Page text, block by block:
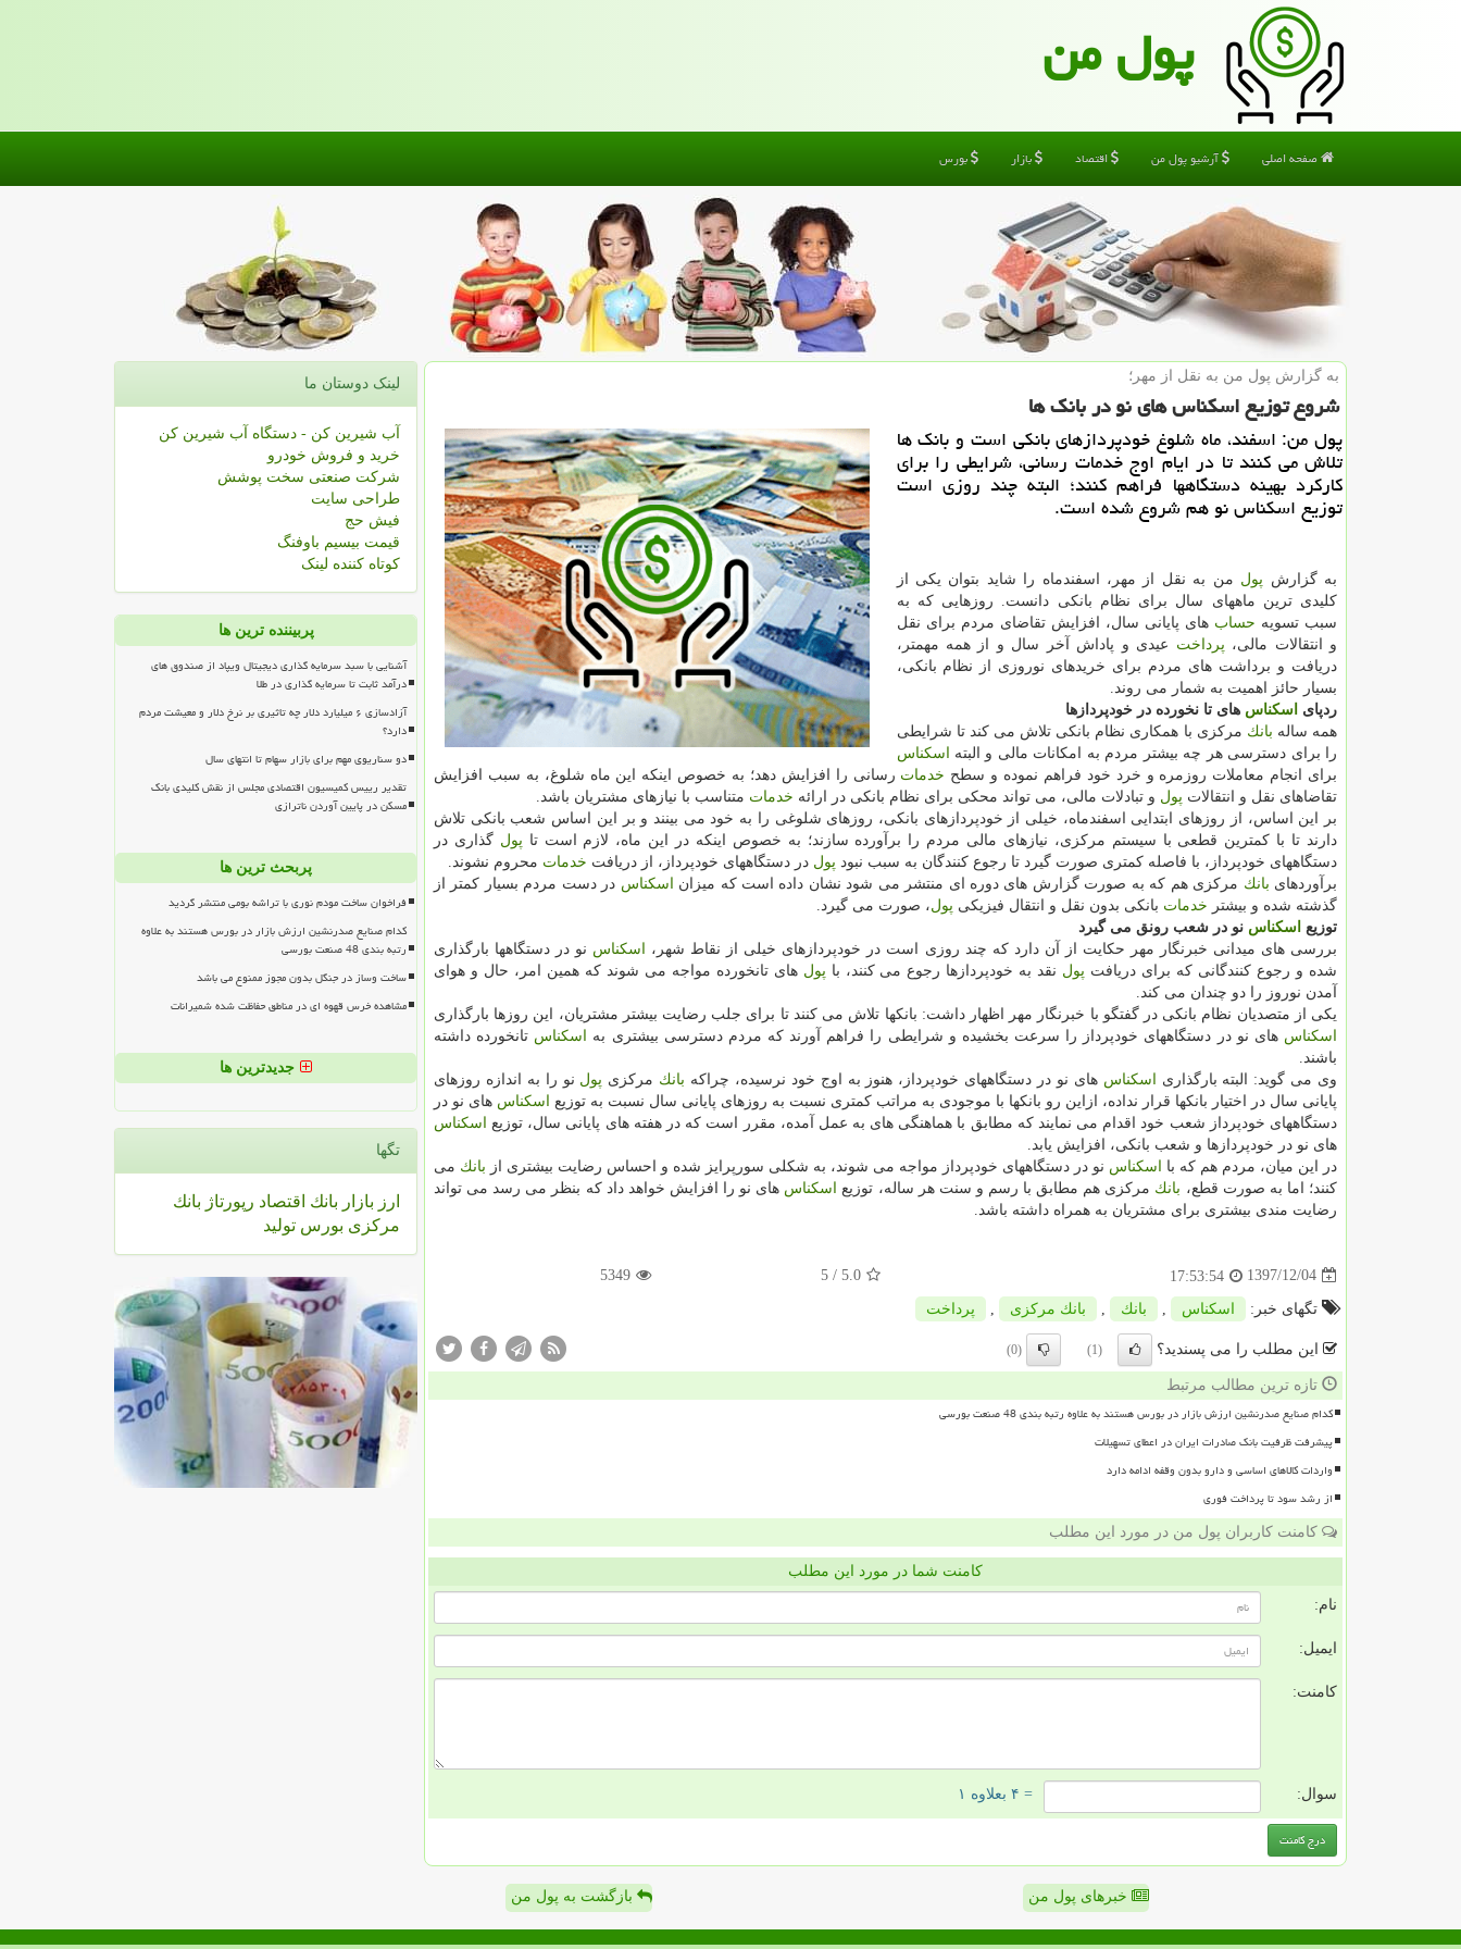
پول من
صفحه اصلی آرشیو پول من اقتصاد بازار بورس
به گزارش پول من به نقل از مهر؛
شروع توزیع اسكناس‎ های نو در بانك ها
پول من: اسفند، ماه شلوغ خودپردازهای بانكی است و بانك ها
تلاش می كنند تا در ایام اوج خدمات رسانی، شرایطی را برای
كاركرد بهینه دستگاهها فراهم كنند؛ البته چند روزی است
توزیع اسكناس نو هم شروع شده است.
به گزارش پول من به نقل از مهر، اسفندماه را شاید بتوان یكی از
كلیدی ترین ماههای سال برای نظام بانكی دانست. روزهایی كه به
سبب تسویه حساب های پایانی سال، افزایش تقاضای مردم برای نقل
و انتقالات مالی، پرداخت عیدی و پاداش آخر سال و از همه مهمتر،
دریافت و برداشت های مردم برای خریدهای نوروزی از نظام بانكی،
بسیار حائز اهمیت به شمار می روند.
ردپای اسكناس های تا نخورده در خودپردازها
همه ساله بانك مركزی با همكاری نظام بانكی تلاش می كند تا شرایطی
را برای دسترسی هر چه بیشتر مردم به امكانات مالی و البته
اسكناس
برای انجام معاملات روزمره و خرد خود فراهم نموده و سطح خدمات رسانی را افزایش دهد؛ به خصوص اینكه این ماه شلوغ، به سبب افزایش
تقاضاهای نقل و انتقالات پول و تبادلات مالی، می تواند محكی برای نظام بانكی در ارائه خدمات متناسب با نیازهای مشتریان باشد.
بر این اساس، از روزهای ابتدایی اسفندماه، خیلی از خودپردازهای بانكی، روزهای شلوغی را به خود می بینند و بر این اساس شعب بانكی تلاش
دارند تا با كمترین قطعی با سیستم مركزی، نیازهای مالی مردم را برآورده سازند؛ به خصوص اینكه در این ماه، لازم است تا پول گذاری در
دستگاههای خودپرداز، با فاصله كمتری صورت گیرد تا رجوع كنندگان به سبب نبود پول در دستگاههای خودپرداز، از دریافت خدمات محروم نشوند.
برآوردهای بانك مركزی هم كه به صورت گزارش های دوره ای منتشر می شود نشان داده است كه میزان اسكناس در دست مردم بسیار كمتر از
گذشته شده و بیشتر خدمات بانكی بدون نقل و انتقال فیزیكی پول، صورت می گیرد.
توزیع اسكناس نو در شعب رونق می گیرد
بررسی های میدانی خبرنگار مهر حكایت از آن دارد كه چند روزی است در خودپردازهای خیلی از نقاط شهر،
اسكناس نو در دستگاهها بارگذاری
شده و رجوع كنندگانی كه برای دریافت پول نقد به خودپردازها رجوع می كنند، با پول های تانخورده مواجه می شوند كه همین امر، حال و هوای
آمدن نوروز را دو چندان می كند.
یكی از متصدیان نظام بانكی در گفتگو با خبرنگار مهر اظهار داشت: بانكها تلاش می كنند تا برای جلب رضایت بیشتر مشتریان، این روزها بارگذاری
اسكناس های نو در دستگاههای خودپرداز را سرعت بخشیده و شرایطی را فراهم آورند كه مردم دسترسی بیشتری به اسكناس تانخورده داشته
باشند.
وی می گوید: البته بارگذاری
اسكناس های نو در دستگاههای خودپرداز، هنوز به اوج خود نرسیده، چراكه بانك مركزی پول نو را به اندازه روزهای
پایانی سال در اختیار بانكها قرار نداده، ازاین رو بانكها با موجودی به مراتب كمتری نسبت به روزهای پایانی سال نسبت به توزیع اسكناس های نو در
دستگاههای خودپرداز شعب خود اقدام می نمایند كه مطابق با هماهنگی های به عمل آمده، مقرر است كه در هفته های پایانی سال، توزیع اسكناس
های نو در خودپردازها و شعب بانكی، افزایش یابد.
در این میان، مردم هم كه با
اسكناس نو در دستگاههای خودپرداز مواجه می شوند، به شكلی سورپرایز شده و احساس رضایت بیشتری از بانك می
كنند؛ اما به صورت قطع، بانك مركزی هم مطابق با رسم و سنت هر ساله، توزیع اسكناس های نو را افزایش خواهد داد كه بنظر می رسد می تواند
رضایت مندی بیشتری برای مشتریان به همراه داشته باشد.
1397/12/04
17:53:54
5.0
/ 5
5349
تگهای خبر: اسكناس بانك بانك مركزی پرداخت
این مطلب را می پسندید؟ (1)
(0)
تازه ترین مطالب مرتبط
کدام صنایع صدرنشین ارزش بازار در بورس هستند به علاوه رتبه بندی 48 صنعت بورسی
پیشرفت ظرفیت بانک صادرات ایران در اعطای تسهیلات
واردات کالاهای اساسی و دارو بدون وقفه ادامه دارد
از رشد سود تا پرداخت فوری
کامنت کاربران پول من در مورد این مطلب
کامنت شما در مورد این مطلب
نام:
ایمیل:
کامنت:
سوال: = ۴ بعلاوه ۱
لینک دوستان ما
آب شیرین کن - دستگاه آب شیرین کن
خرید و فروش خودرو
شرکت صنعتی سخت پوشش
طراحی سایت
فیش حج
قیمت بیسیم باوفنگ
کوتاه کننده لینک
پربیننده ترین ها
آشنایی با سبد سرمایه گذاری دیجیتال ویپاد از صندوق های
درآمد ثابت تا سرمایه گذاری در طلا
آزادسازی ۶ میلیارد دلار چه تاثیری بر نرخ دلار و معیشت مردم
دارد؟
دو سناریوی مهم برای بازار سهام تا انتهای سال
تقدیر رییس کمیسیون اقتصادی مجلس از نقش کلیدی بانک
مسکن در پایین آوردن ناترازی
پربحث ترین ها
فراخوان ساخت مودم نوری با تراشه بومی منتشر گردید
کدام صنایع صدرنشین ارزش بازار در بورس هستند به علاوه
رتبه بندی 48 صنعت بورسی
ساخت وساز در جنگل بدون مجوز ممنوع می باشد
مشاهده خرس قهوه ای در مناطق حفاظت شده شمیرانات
جدیدترین ها
تگها
ارز بازار بانك اقتصاد رپورتاژ بانك
مركزی بورس تولید
خبرهای پول من بازگشت به پول من